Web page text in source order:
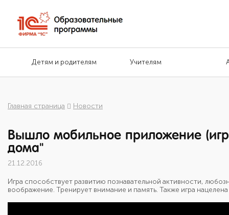
Детям и родителям Учителям
Главная страница Новости
Вышло мобильное приложение
дома"
21.12.2016
Игра способствует развитию познавательной активности,
воображение. Тренирует внимание и память. Также игра